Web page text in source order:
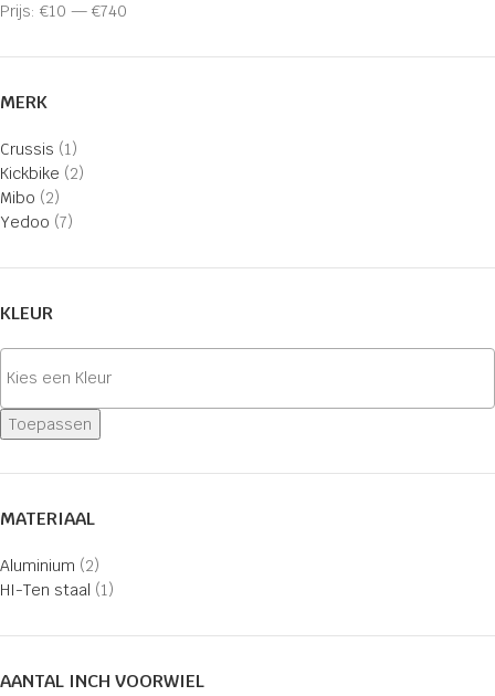
Prijs: €10 — €740
MERK
Crussis (1)
Kickbike (2)
Mibo (2)
Yedoo (7)
KLEUR
Toepassen
MATERIAAL
Aluminium (2)
HI-Ten staal (1)
AANTAL INCH VOORWIEL